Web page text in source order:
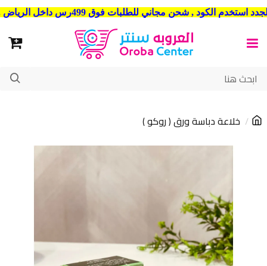
شحن مجاني للطلبات فوق 499رس داخل الرياض . وشحن الي جميع مدن المملكة العربية السعودية
خلاعة دباسة ورق ( روكو )